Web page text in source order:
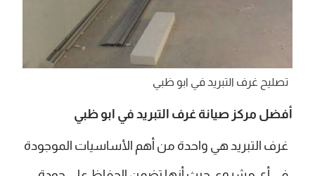
تصليح غرف التبريد في ابو ظبي
أفضل مركز صيانة غرف التبريد في ابو ظبي
غرف التبريد هي واحدة من أهم الأساسيات الموجودة